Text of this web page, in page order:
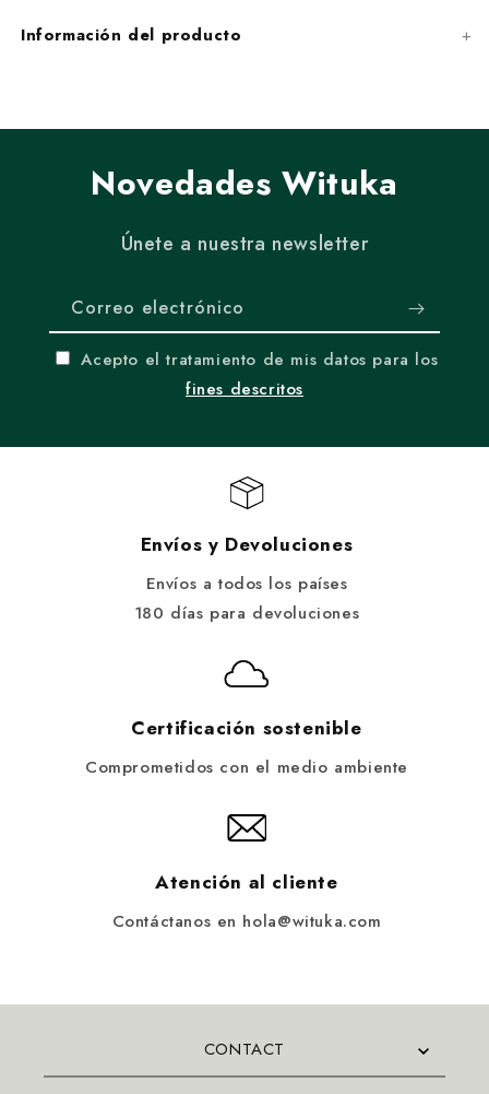
Información del producto
Novedades Wituka
Únete a nuestra newsletter
Correo electrónico
Acepto el tratamiento de mis datos para los
fines descritos
Envíos y Devoluciones
Envíos a todos los países
180 días para devoluciones
Certificación sostenible
Comprometidos con el medio ambiente
Atención al cliente
Contáctanos en hola@wituka.com
CONTACT